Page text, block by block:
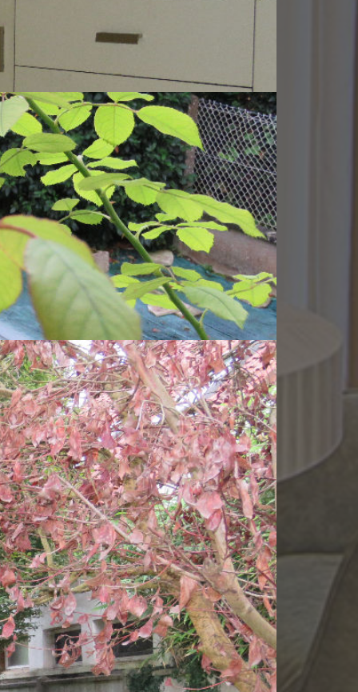
Commentaires
équipée